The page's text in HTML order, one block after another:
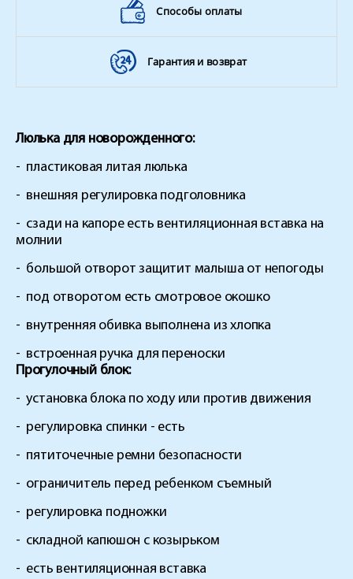
Способы оплаты
Гарантия и возврат
Люлька для новорожденного:
- пластиковая литая люлька
- внешняя регулировка подголовника
- сзади на капоре есть вентиляционная вставка на
молнии
- большой отворот защитит малыша от непогоды
- под отворотом есть смотровое окошко
- внутренняя обивка выполнена из хлопка
- встроенная ручка для переноски
Прогулочный блок:
- установка блока по ходу или против движения
- регулировка спинки - есть
- пятиточечные ремни безопасности
- ограничитель перед ребенком съемный
- регулировка подножки
- складной капюшон с козырьком
- есть вентиляционная вставка